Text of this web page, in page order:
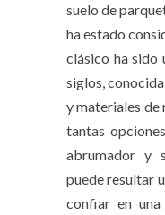
suelo de
ha estado
clásico ha sido
siglos,
y materiales de
tantas
abrumador y
puede resultar
confiar en una